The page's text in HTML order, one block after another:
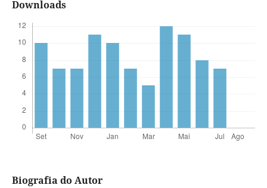
Downloads
Biografia do Autor